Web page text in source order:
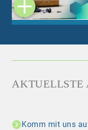
AKTUELLSTE
Komm mit uns